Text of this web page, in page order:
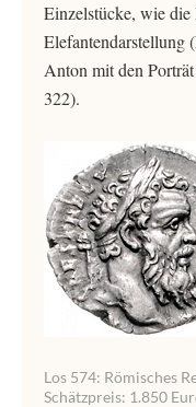
Einzelstücke, wie die
Elefantendarstellung
Anton mit den
322).
Los 574: Römisches
Schätzpreis: 1.850